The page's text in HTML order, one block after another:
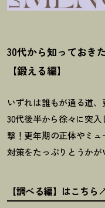
30代から知っておき
【鍛える編】
いずれは誰もが通る道、
30代後半から徐々に突入
撃 ！ 更年期の正体やミ
対策をたっぷりとうかが
【調べる編】はこちら